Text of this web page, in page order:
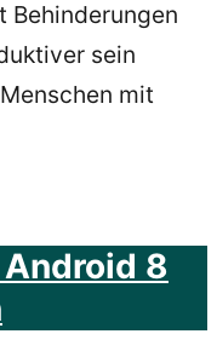
Behinderungen
sein
mit
8